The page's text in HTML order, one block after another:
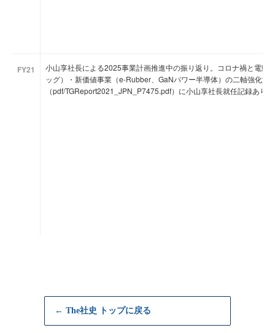
FY21
小山享社長による2025事業計画推進中の振り返り。コロナ禍と電動
ッグ）・新価値事業（e-Rubber、GaNパワー半導体）の二軸強化方
（pdf/TGReport2021_JPN_P7475.pdf）に小山享社長就任記録あり。
← The社史 トップに戻る